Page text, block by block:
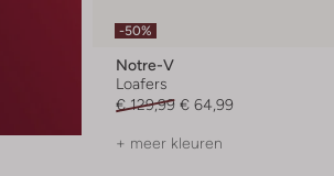
-50%
Notre-V
Loafers
€ 129,99 € 64,99
+ meer kleuren